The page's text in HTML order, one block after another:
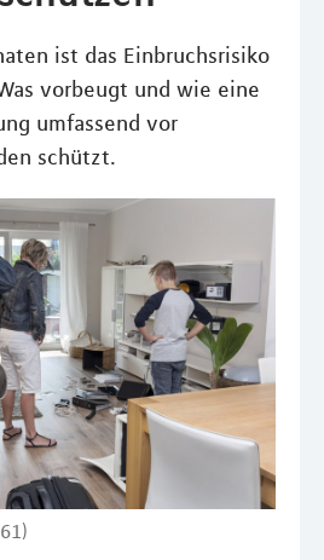
ist das Einbruchsrisiko
vorbeugt und wie eine
umfassend vor
schützt.